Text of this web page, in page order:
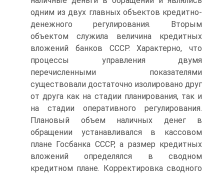
одним из двух главных объектов кредитно-
денежного регулирования. Вто­рым
объектом служила величина кредитных
вложений банков СССР. Характерно, что
процессы управления двумя
перечисленными показателями
существовали достаточно изолировано друг
от друга как на стадии планирования, так и
на стадии оперативного регули­рования.
Плановый объем наличных денег в
обращении устанавли­вался в кассовом
плане Госбанка СССР, а размер кредитных
вложений определялся в сводном
кредитном плане. Корректировка сводного